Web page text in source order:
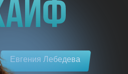
Евгения Лебедева